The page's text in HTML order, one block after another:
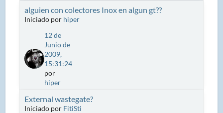
alguien con colectores Inox en algun gt??
Iniciado por hiper
12 de
Junio de
2009,
15:31:24
por
hiper
External wastegate?
Iniciado por FitiSti